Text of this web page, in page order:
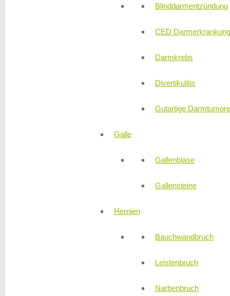
Blinddarmentzündung
CED Darmerkrankung
Darmkrebs
Divertikulitis
Gutartige Darmtumore
Galle
Gallenblase
Gallensteine
Hernien
Bauchwandbruch
Leistenbruch
Narbenbruch